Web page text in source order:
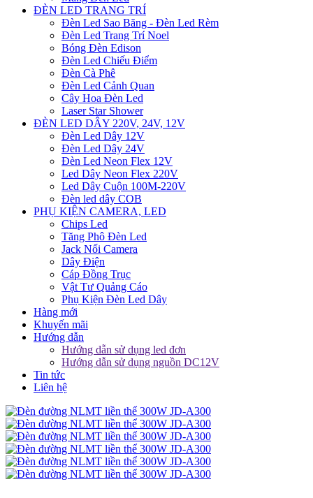
ĐÈN LED TRANG TRÍ
Đèn Led Sao Băng - Đèn Led Rèm
Đèn Led Trang Trí Noel
Bóng Đèn Edison
Đèn Led Chiếu Điểm
Đèn Cà Phê
Đèn Led Cảnh Quan
Cây Hoa Đèn Led
Laser Star Shower
ĐÈN LED DÂY 220V, 24V, 12V
Đèn Led Dây 12V
Đèn Led Dây 24V
Đèn Led Neon Flex 12V
Led Dây Neon Flex 220V
Led Dây Cuộn 100M-220V
Đèn led dây COB
PHỤ KIỆN CAMERA, LED
Chips Led
Tăng Phô Đèn Led
Jack Nối Camera
Dây Điện
Cáp Đồng Trục
Vật Tư Quảng Cáo
Phụ Kiện Đèn Led Dây
Hàng mới
Khuyến mãi
Hướng dẫn
Hướng dẫn sử dụng led đơn
Hướng dẫn sử dụng nguồn DC12V
Tin tức
Liên hệ